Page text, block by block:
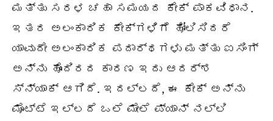
ಮತ್ತು ಸರಳ ಚಹಾ ಸಮಯದ ಕೇಕ್ ಪಾಕವಿಧಾನ.
ಇತರ ಅಲಂಕಾರಿಕ ಕೇಕ್ಗಳಿಗೆ ಹೋಲಿಸಿದರೆ
ಯಾವುದೇ ಅಲಂಕಾರಿಕ ಪದಾರ್ಥಗಳು ಮತ್ತು ಐಸಿಂಗ್
ಅನ್ನು ಹೊಂದಿರದ ಕಾರಣ ಇದು ಆದರ್ಶ
ಸ್ನ್ಯಾಕ್ ಆಗಿದೆ. ಇದಲ್ಲದೆ, ಈ ಕೇಕ್ ಅನ್ನು
ಮೊಟ್ಟೆ ಇಲ್ಲದೆ ಒಲೆ ಮೇಲೆ ಪ್ಯಾನ್ ನಲ್ಲಿ